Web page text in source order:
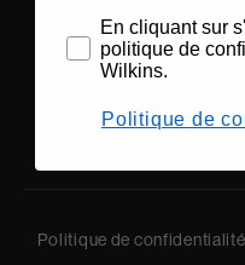
Oude Stadsgracht
Politique de confidentialité
En cliquant sur
politique de
Wilkins.
Politique de